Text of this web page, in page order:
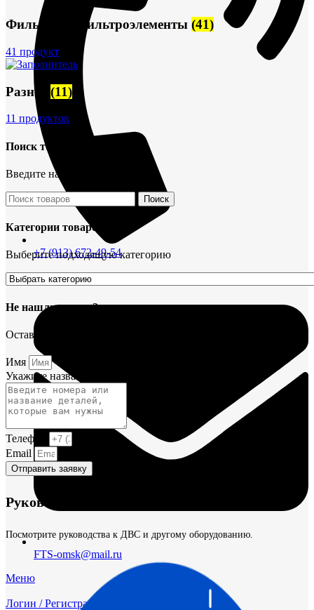
+7 (913) 672-49-54
FTS-omsk@mail.ru
Меню
Логин / Регистрация
Фильтры и фильтроэлементы (41)
41 продукт
Разное (11)
11 продуктов
Поиск товаров
Введите название детали
Поиск
Категории товаров
Выберите подходящую категорию
Не нашли деталь?
Оставьте заявку и мы постараемся вам помочь.
Имя
Укажите название или номера деталей
Телефон
Email
Отправить заявку
Руководства и инструкции
Посмотрите руководства к ДВС и другому оборудованию.